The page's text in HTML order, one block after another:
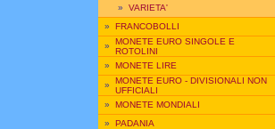
» VARIETA'
» FRANCOBOLLI
» MONETE EURO SINGOLE E
ROTOLINI
» MONETE LIRE
» MONETE EURO - DIVISIONALI NON
UFFICIALI
» MONETE MONDIALI
» PADANIA